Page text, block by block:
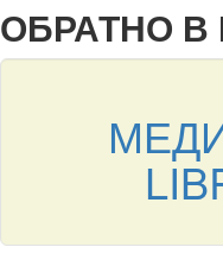
ОБРАТНО В